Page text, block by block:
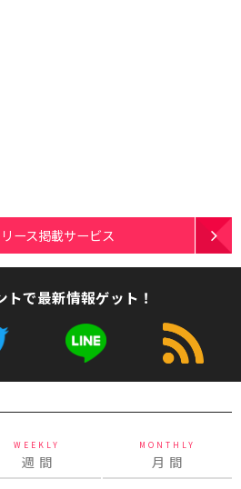
ース掲載サービス
トで最新情報ゲット！
WEEKLY
週 間
MONTHLY
月 間